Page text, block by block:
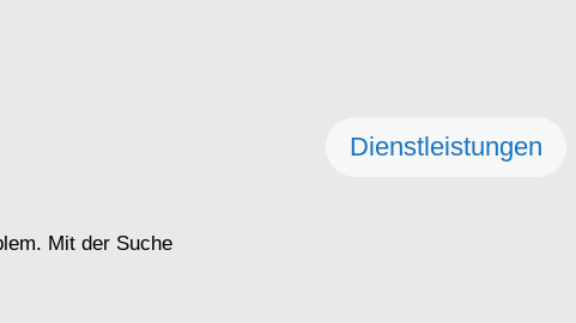
Mit der Suche
Dienstleistungen